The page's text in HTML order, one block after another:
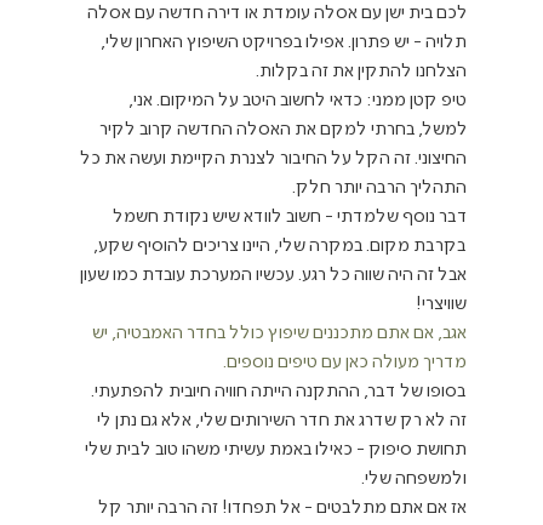
לכם בית ישן עם אסלה עומדת או דירה חדשה עם אסלה
תלויה - יש פתרון. אפילו בפרויקט השיפוץ האחרון שלי,
הצלחנו להתקין את זה בקלות.
טיפ קטן ממני: כדאי לחשוב היטב על המיקום. אני,
למשל, בחרתי למקם את האסלה החדשה קרוב לקיר
החיצוני. זה הקל על החיבור לצנרת הקיימת ועשה את כל
התהליך הרבה יותר חלק.
דבר נוסף שלמדתי - חשוב לוודא שיש נקודת חשמל
בקרבת מקום. במקרה שלי, היינו צריכים להוסיף שקע,
אבל זה היה שווה כל רגע. עכשיו המערכת עובדת כמו שעון
שוויצרי!
אגב, אם אתם מתכננים שיפוץ כולל בחדר האמבטיה, יש
מדריך מעולה כאן עם טיפים נוספים.
בסופו של דבר, ההתקנה הייתה חוויה חיובית להפתעתי.
זה לא רק שדרג את חדר השירותים שלי, אלא גם נתן לי
תחושת סיפוק - כאילו באמת עשיתי משהו טוב לבית שלי
ולמשפחה שלי.
אז אם אתם מתלבטים - אל תפחדו! זה הרבה יותר קל